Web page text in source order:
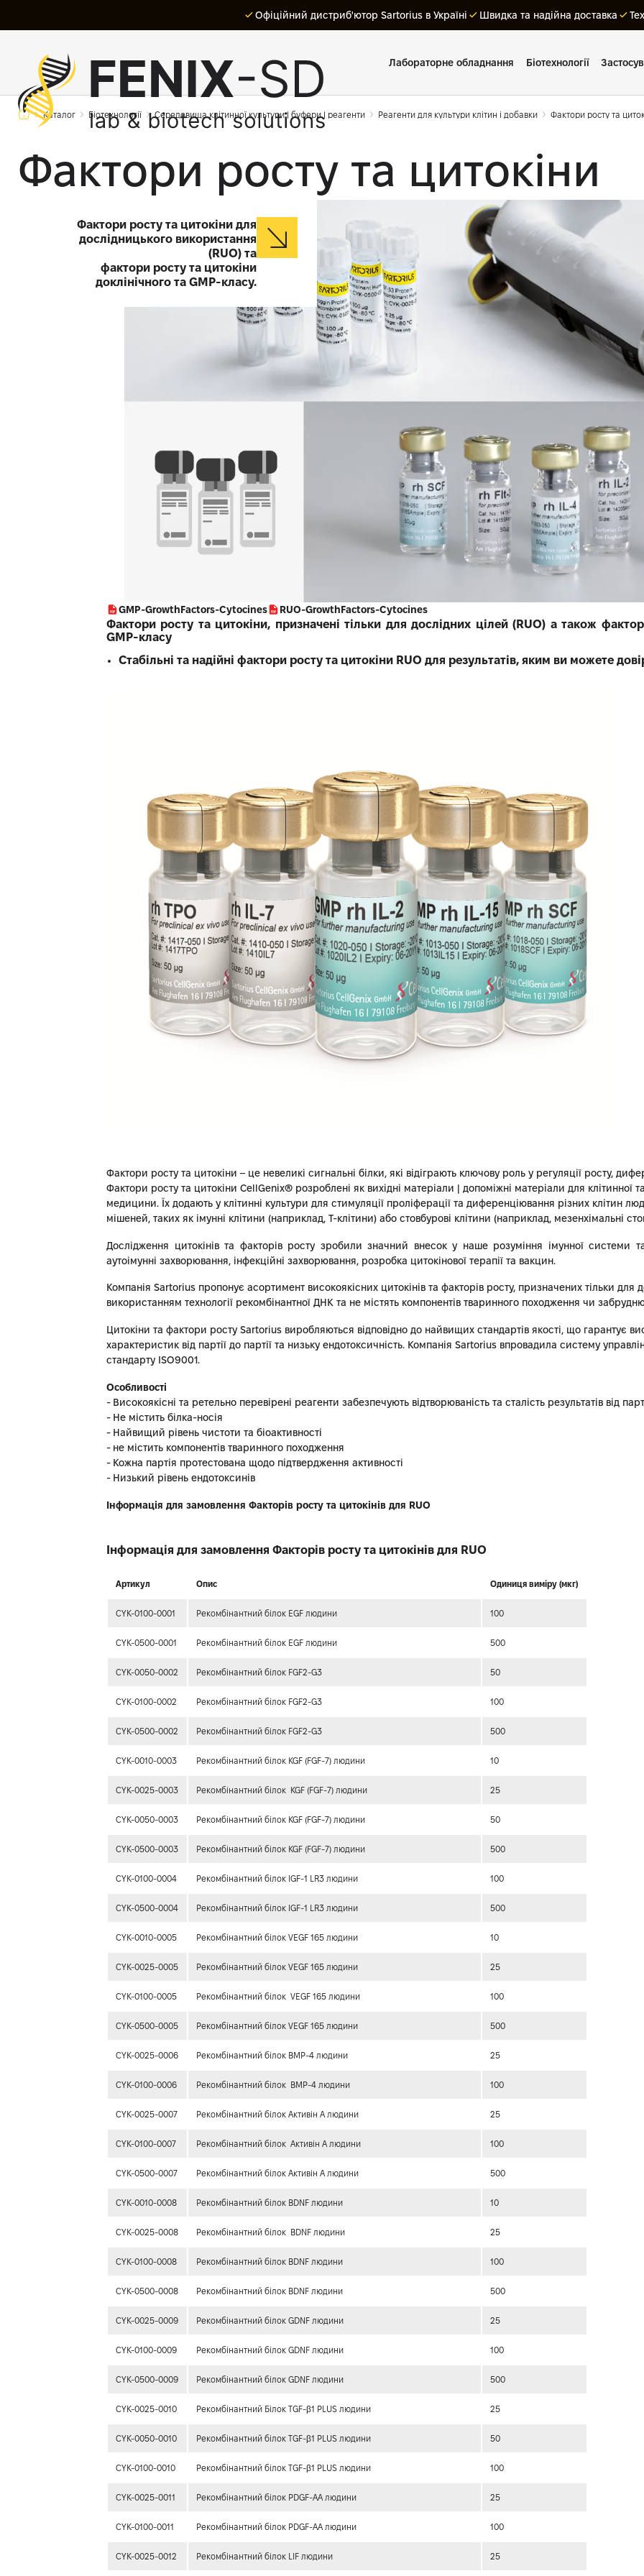
Офіційний дистриб'ютор Sartorius в Україні Швидка та надійна доставка
Лабораторне обладнання Біотехнології
Каталог Біотехнології Середовища клітинної культури | буфери | реагенти Реагенти для культури клітин і добавки Фактори росту та
Фактори росту та цитокіни
Фактори росту та цитокіни для
дослідницького використання
(RUO) та
фактори росту та цитокіни
доклінічного та GMP-класу.
GMP-GrowthFactors-Cytocines RUO-GrowthFactors-Cytocines
Фактори росту та цитокіни, призначені тільки для дослідних цілей (RUO) а також
GMP-класу
Стабільні та надійні фактори росту та цитокіни RUO для результатів, яким ви можете
Фактори росту та цитокіни – це невеликі сигнальні білки, які відіграють ключову роль у регуляції росту,
Фактори росту та цитокіни CellGenix® розроблені як вихідні матеріали | допоміжні матеріали для клітинної
медицини. Їх додають у клітинні культури для стимуляції проліферації та диференціювання різних клітин
мішеней, таких як імунні клітини (наприклад, Т-клітини) або стовбурові клітини (наприклад, мезенхімальні
Дослідження цитокінів та факторів росту зробили значний внесок у наше розуміння імунної системи
аутоімунні захворювання, інфекційні захворювання, розробка цитокінової терапії та вакцин.
Компанія Sartorius пропонує асортимент високоякісних цитокінів та факторів росту, призначених тільки для
використанням технології рекомбінантної ДНК та не містять компонентів тваринного походження чи
Цитокіни та фактори росту Sartorius виробляються відповідно до найвищих стандартів якості, що гарантує
характеристик від партії до партії та низьку ендотоксичність. Компанія Sartorius впровадила систему
стандарту ISO9001.
Особливості
- Високоякісні та ретельно перевірені реагенти забезпечують відтворюваність та сталість результатів від
- Не містить білка-носія
- Найвищий рівень чистоти та біоактивності
- не містить компонентів тваринного походження
- Кожна партія протестована щодо підтвердження активності
- Низький рівень ендотоксинів
Інформація для замовлення Факторів росту та цитокінів для RUO
Інформація для замовлення Факторів росту та цитокінів для RUO
Артикул Опис Одиниця виміру (мкг)
CYK-0100-0001 Рекомбінантний білок EGF людини 100
CYK-0500-0001 Рекомбінантний білок EGF людини 500
CYK-0050-0002 Рекомбінантний білок FGF2-G3 50
CYK-0100-0002 Рекомбінантний білок FGF2-G3 100
CYK-0500-0002 Рекомбінантний білок FGF2-G3 500
CYK-0010-0003 Рекомбінантний білок KGF (FGF-7) людини 10
CYK-0025-0003 Рекомбінантний білок KGF (FGF-7) людини 25
CYK-0050-0003 Рекомбінантний білок KGF (FGF-7) людини 50
CYK-0500-0003 Рекомбінантний білок KGF (FGF-7) людини 500
CYK-0100-0004 Рекомбінантний білок IGF-1 LR3 людини 100
CYK-0500-0004 Рекомбінантний білок IGF-1 LR3 людини 500
CYK-0010-0005 Рекомбінантний білок VEGF 165 людини 10
CYK-0025-0005 Рекомбінантний білок VEGF 165 людини 25
CYK-0100-0005 Рекомбінантний білок VEGF 165 людини 100
CYK-0500-0005 Рекомбінантний білок VEGF 165 людини 500
CYK-0025-0006 Рекомбінантний білок BMP-4 людини 25
CYK-0100-0006 Рекомбінантний білок BMP-4 людини 100
CYK-0025-0007 Рекомбінантний білок Активін А людини 25
CYK-0100-0007 Рекомбінантний білок Активін А людини 100
CYK-0500-0007 Рекомбінантний білок Активін А людини 500
CYK-0010-0008 Рекомбінантний білок BDNF людини 10
CYK-0025-0008 Рекомбінантний білок BDNF людини 25
CYK-0100-0008 Рекомбінантний білок BDNF людини 100
CYK-0500-0008 Рекомбінантний білок BDNF людини 500
CYK-0025-0009 Рекомбінантний білок GDNF людини 25
CYK-0100-0009 Рекомбінантний білок GDNF людини 100
CYK-0500-0009 Рекомбінантний білок GDNF людини 500
CYK-0025-0010 Рекомбінантний Білок TGF-β1 PLUS людини 25
CYK-0050-0010 Рекомбінантний білок TGF-β1 PLUS людини 50
CYK-0100-0010 Рекомбінантний білок TGF-β1 PLUS людини 100
CYK-0025-0011 Рекомбінантний білок PDGF-AA людини 25
CYK-0100-0011 Рекомбінантний білок PDGF-AA людини 100
CYK-0025-0012 Рекомбінантний білок LIF людини 25